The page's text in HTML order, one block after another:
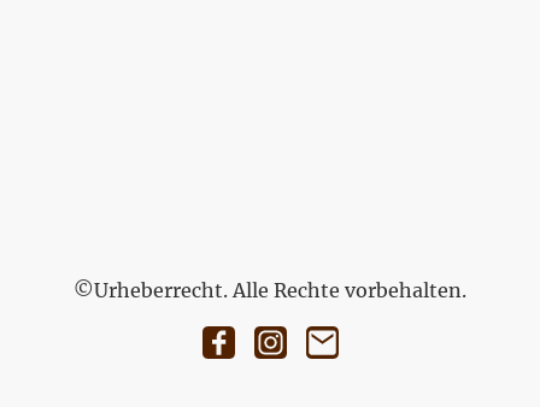
©Urheberrecht. Alle Rechte vorbehalten.